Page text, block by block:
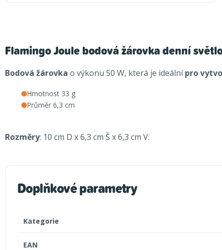
Flamingo Joule bodová žárovka denní
Bodová žárovka o výkonu 50 W, která je ideálnípro
Hmotnost 33 g
Průměr 6,3 cm
Rozměry: 10 cm D x 6,3 cm Š x 6,3 cm V.
Doplňkové parametry
Kategorie
EAN